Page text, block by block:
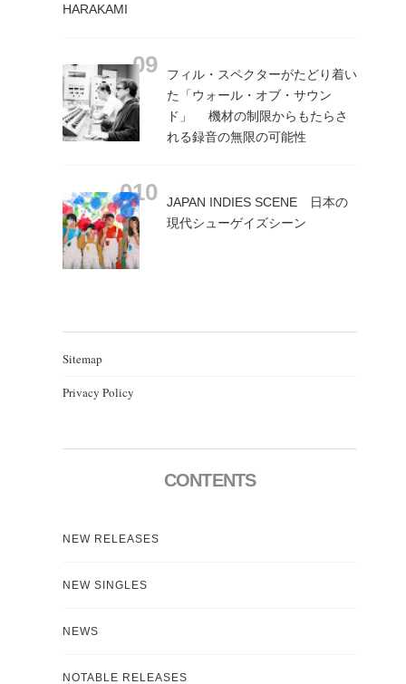
HARAKAMI
フィル・スペクターがたどり着い
た「ウォール・オブ・サウン
ド」 機材の制限からもたらさ
れる録音の無限の可能性
JAPAN INDIES SCENE 日本の
現代シューゲイズシーン
Sitemap
Privacy Policy
CONTENTS
NEW RELEASES
NEW SINGLES
NEWS
NOTABLE RELEASES